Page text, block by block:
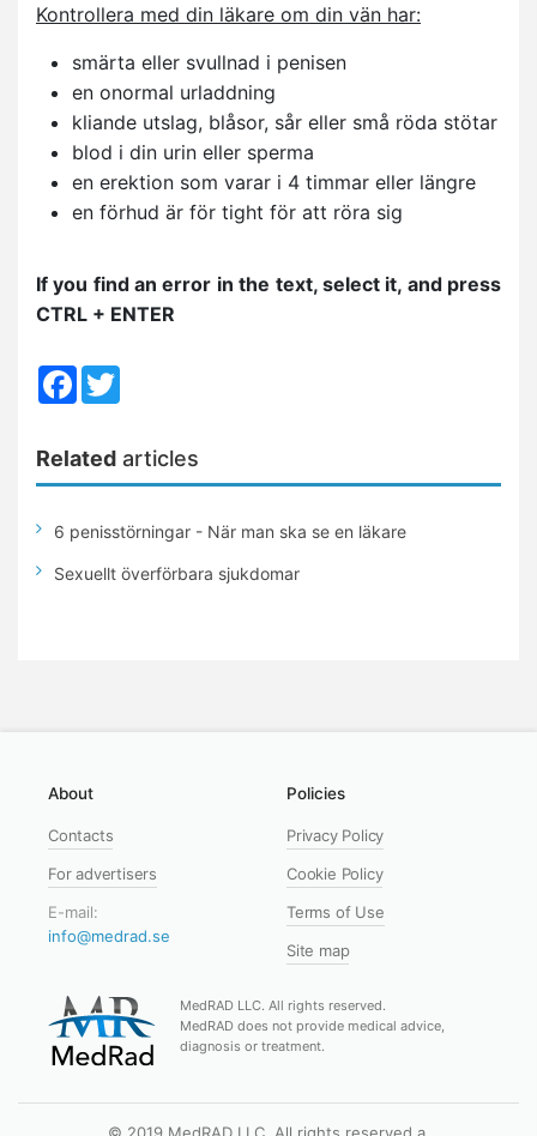
Kontrollera med din läkare om din vän har:
smärta eller svullnad i penisen
en onormal urladdning
kliande utslag, blåsor, sår eller små röda stötar
blod i din urin eller sperma
en erektion som varar i 4 timmar eller längre
en förhud är för tight för att röra sig
If you find an error in the text, select it, and press
CTRL + ENTER
Facebook
Related articles
6 penisstörningar - När man ska se en läkare
Sexuellt överförbara sjukdomar
About
Contacts
For advertisers
E-mail:
info@medrad.se
Policies
Privacy Policy
Cookie Policy
Terms of Use
Site map
MedRAD LLC. All rights reserved.
MedRAD does not provide medical advice,
diagnosis or treatment.
© 2019 MedRAD LLC. All rights reserved.a.